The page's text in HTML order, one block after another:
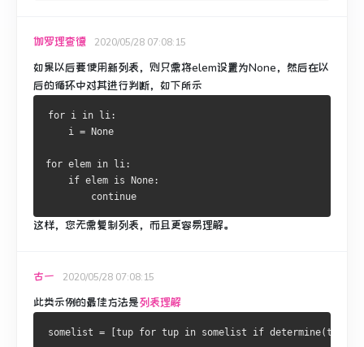
伽罗理查德 2020/05/28 07:08:15
如果以后要使用新列表，则只需将elem设置为None，然后在以
后的循环中对其进行判断，如下所示
for i in li:
    i
= None
for elem in li:
if elem is None:
continue
这样，您无需复制列表，而且更容易理解。
古一 2020/05/28 07:08:15
此类示例的最佳方法是列表理解
somelist = tup for tup in somelist if determine(tup